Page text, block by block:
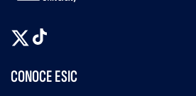
CONOCE ESIC